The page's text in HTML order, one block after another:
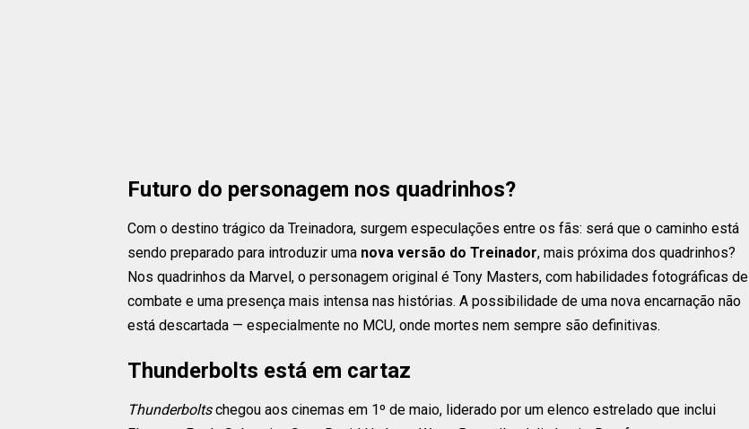
Futuro do personagem nos quadrinhos?
Com o destino trágico da Treinadora, surgem especulações entre os fãs: será que o caminho está
sendo preparado para introduzir uma nova versão do Treinador, mais próxima dos quadrinhos?
Nos quadrinhos da Marvel, o personagem original é Tony Masters, com habilidades fotográficas de
combate e uma presença mais intensa nas histórias. A possibilidade de uma nova encarnação não
está descartada — especialmente no MCU, onde mortes nem sempre são definitivas.
Thunderbolts está em cartaz
Thunderboltschegou aos cinemas em 1º de maio, liderado por um elenco estrelado que inclui